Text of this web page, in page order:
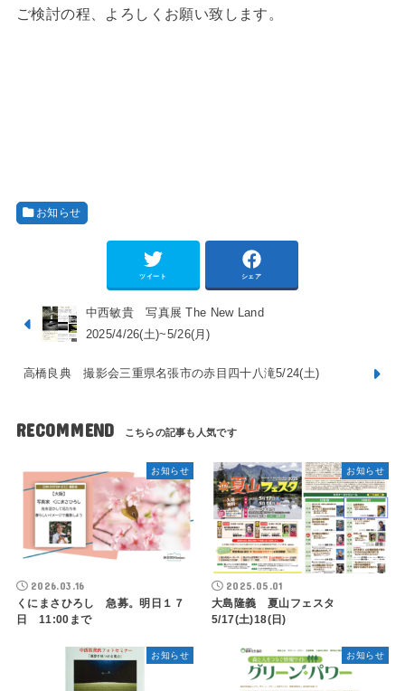
ご検討の程、よろしくお願い致します。
お知らせ
ツイート シェア
中西敏貴 写真展 The New Land
2025/4/26(土)~5/26(月)
高橋良典 撮影会三重県名張市の赤目四十八滝5/24(土)
RECOMMEND
お知らせ
2026.03.16
くにまさひろし 急募。明日１７
日 11:00まで
お知らせ
2025.05.01
大島隆義 夏山フェスタ
5/17(土)18(日)
お知らせ お知らせ